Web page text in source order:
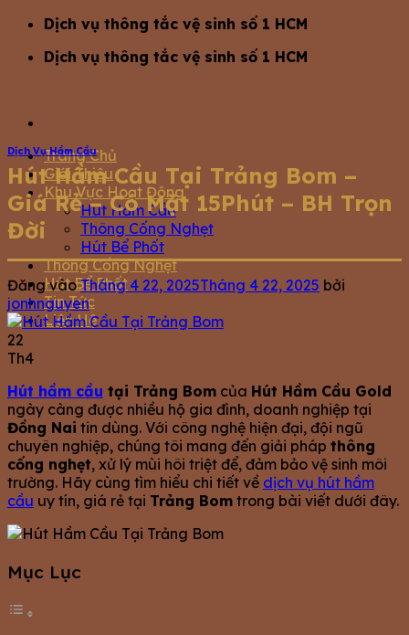
Dịch vụ thông tắc vệ sinh số 1 HCM
Dịch vụ thông tắc vệ sinh số 1 HCM
Trang Chủ
Giới Thiệu
Khu Vực Hoạt Động
Hút Hầm Cầu
Thông Cống Nghẹt
Hút Bể Phốt
Thông Cống Nghẹt
Hút Bể Phốt
Tin Tức
Liện Hệ
Dịch Vụ Hầm Cầu
Hút Hầm Cầu Tại Trảng Bom –
Giá Rẻ – Có Mặt 15Phút – BH Trọn
Đời
Đăng vàoTháng 4 22, 2025Tháng 4 22, 2025 bởi
jonhnguyen
22
Th4
Hút hầm cầu tại Trảng Bom của Hút Hầm Cầu Gold
ngày càng được nhiều hộ gia đình, doanh nghiệp tại
Đồng Nai tin dùng. Với công nghệ hiện đại, đội ngũ
chuyên nghiệp, chúng tôi mang đến giải pháp thông
cống nghẹt, xử lý mùi hôi triệt để, đảm bảo vệ sinh môi
trường. Hãy cùng tìm hiểu chi tiết về dịch vụ hút hầm
cầu uy tín, giá rẻ tại Trảng Bom trong bài viết dưới đây.
Mục Lục